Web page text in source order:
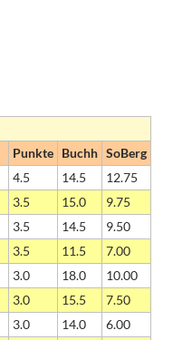
Punkte Buchh SoBerg
4.5 14.5
12.75
3.5 15.0
9.75
3.5 14.5
9.50
3.5 11.5
7.00
3.0 18.0
10.00
3.0 15.5
7.50
3.0 14.0
6.00